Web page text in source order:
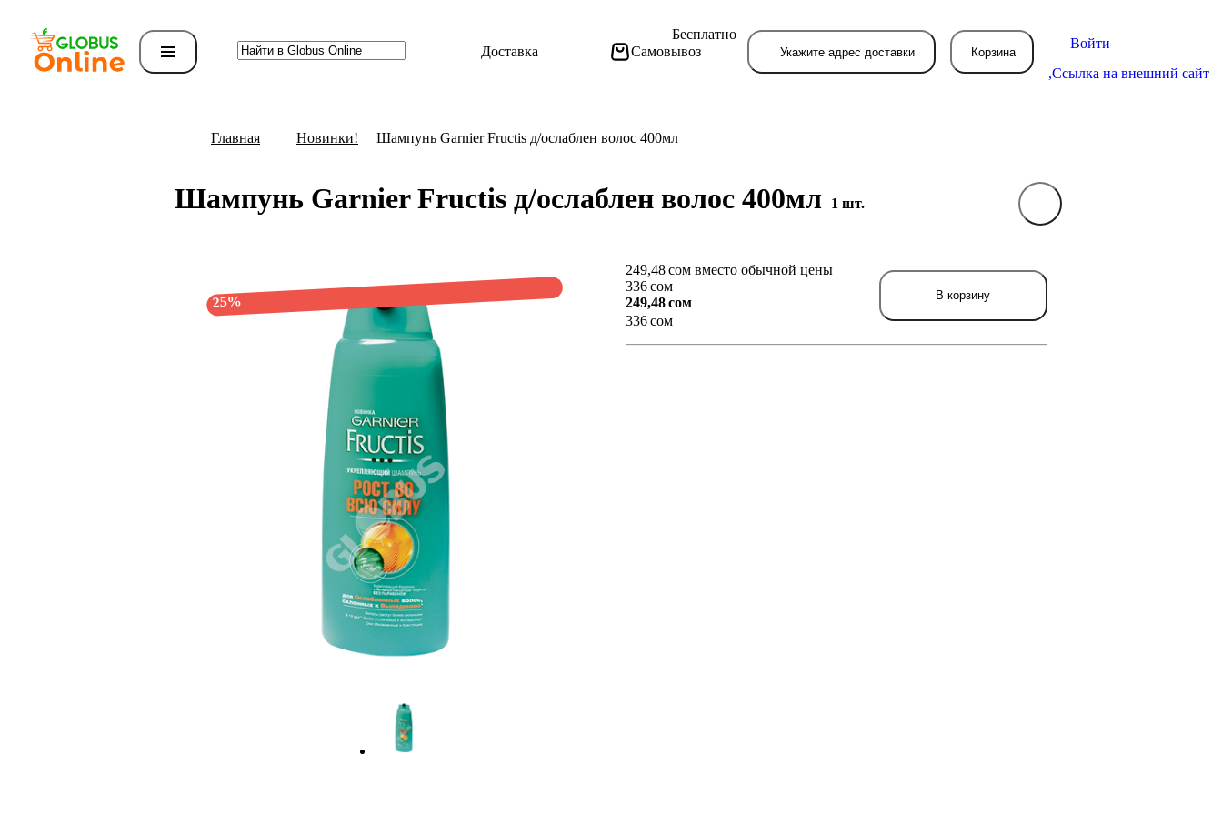
Доставка Самовывоз
Бесплатно
Укажите адрес доставки Корзина
Войти
,Ссылка на внешний сайт
Главная Новинки! Шампунь Garnier Fructis д/ослаблен волос 400мл
Шампунь Garnier Fructis д/ослаблен волос 400мл 1 шт.
25%
249,48 сом вместо обычной цены
336 сом
249,48 сом
336 сом
В корзину
В вашей корзине
Тут появятся товары, которые вы закажете.